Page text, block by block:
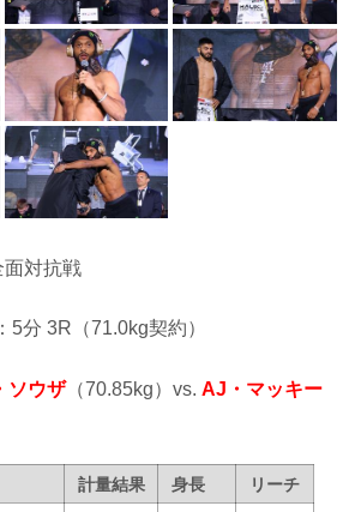
面対抗戦
5分 3R（71.0kg契約）
ソウザ（70.85kg）vs. AJ・マッキー
計量結果 身長
リーチ